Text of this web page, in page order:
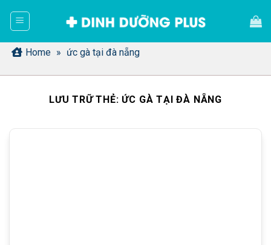
dung Home » ức gà tại đà nẵng
LƯU TRỮ THẺ: ỨC GÀ TẠI ĐÀ NẴNG